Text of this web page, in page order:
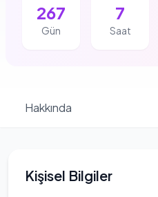
267
Gün
7
Saat
Hakkında
Kişisel Bilgiler